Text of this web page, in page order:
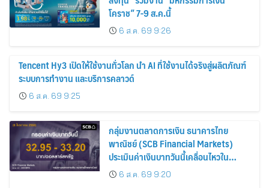
โคราช” 7-9 ส.ค.นี้
6 ส.ค. 69 9:26
Tencent Hy3 เปิดให้ใช้งานทั่วโลก นำ AI ที่ใช้งานได้จริงสู่ผลิตภัณฑ์
ระบบการทำงาน และบริการคลาวด์
6 ส.ค. 69 9:25
กลุ่มงานตลาดการเงิน ธนาคารไทย
พาณิชย์ (SCB Financial Markets)
ประเมินค่าเงินบาทวันนี้เคลื่อนไหวใน
กรอบ 32.95-33.20 บาท/ดอลลาร์
6 ส.ค. 69 9:20